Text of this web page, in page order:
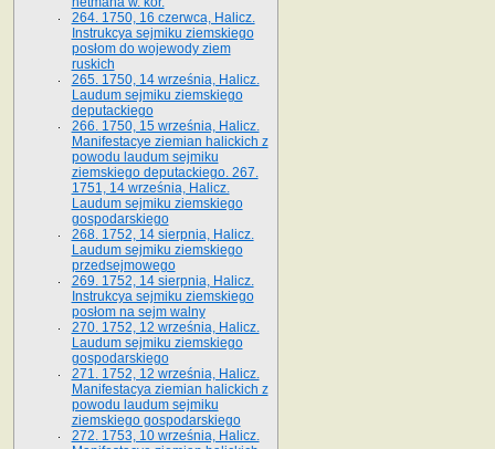
264. 1750, 16 czerwca, Halicz.
Instrukcya sejmiku ziemskiego
posłom do wojewody ziem
ruskich
265. 1750, 14 września, Halicz.
Laudum sejmiku ziemskiego
deputackiego
266. 1750, 15 września, Halicz.
Manifestacye ziemian halickich z
powodu laudum sejmiku
ziemskiego deputackiego. 267.
1751, 14 września, Halicz.
Laudum sejmiku ziemskiego
gospodarskiego
268. 1752, 14 sierpnia, Halicz.
Laudum sejmiku ziemskiego
przedsejmowego
269. 1752, 14 sierpnia, Halicz.
Instrukcya sejmiku ziemskiego
posłom na sejm walny
270. 1752, 12 września, Halicz.
Laudum sejmiku ziemskiego
gospodarskiego
271. 1752, 12 września, Halicz.
Manifestacya ziemian halickich z
powodu laudum sejmiku
ziemskiego gospodarskiego
272. 1753, 10 września, Halicz.